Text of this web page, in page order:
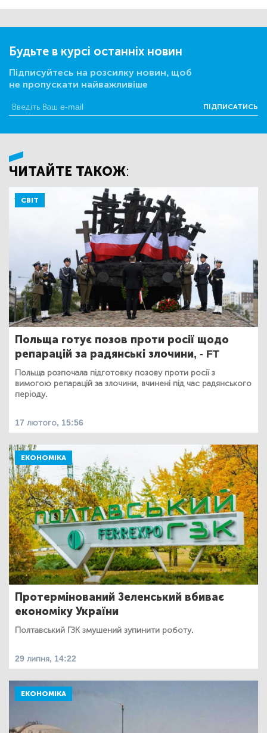
Будьте в курсі останніх новин
Підписуйтесь на розсилку новин, щоб
не пропускати найважливіше
ПІДПИСАТИСЬ
ЧИТАЙТЕ ТАКОЖ:
СВІТ
Польща готує позов проти росії щодо
репарацій за радянські злочини, - FT
Польща розпочала підготовку позову проти росії з
вимогою репарацій за злочини, вчинені під час радянського
періоду.
17 лютого, 15:56
ЕКОНОМІКА
Протермінований Зеленський вбиває
економіку України
Полтавський ГЗК змушений зупинити роботу.
29 липня, 14:22
ЕКОНОМІКА